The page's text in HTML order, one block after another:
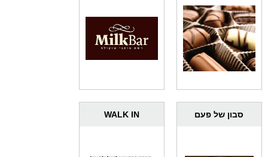
סבון של פעם WALK IN